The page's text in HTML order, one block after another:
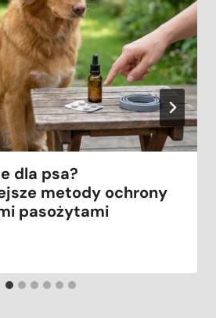
dla psa?
metody ochrony
pasożytami